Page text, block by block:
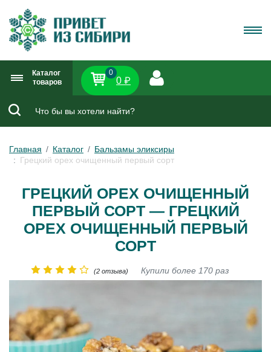
Каталог
товаров
0
0 ₽
Главная Каталог
Бальзамы эликсиры
Грецкий орех очищенный первый сорт
ГРЕЦКИЙ ОРЕХ ОЧИЩЕННЫЙ
ПЕРВЫЙ СОРТ — ГРЕЦКИЙ
ОРЕХ ОЧИЩЕННЫЙ ПЕРВЫЙ
СОРТ
(2 отзыва) Купили более 170 раз